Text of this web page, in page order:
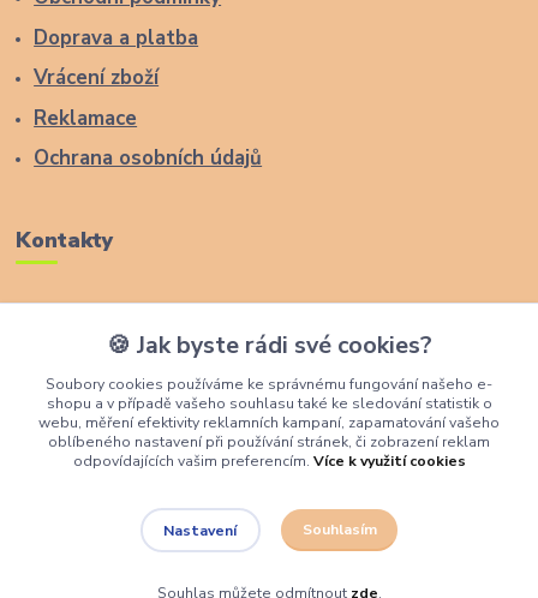
Doprava a platba
Vrácení zboží
Reklamace
Ochrana osobních údajů
Kontakty
+420 774 291 043
info@rostouci-zidle.cz
🍪 Jak byste rádi své cookies?
Soubory cookies používáme ke správnému fungování našeho e-
shopu a v případě vašeho souhlasu také ke sledování statistik o
webu, měření efektivity reklamních kampaní, zapamatování vašeho
oblíbeného nastavení při používání stránek, či zobrazení reklam
odpovídajících vašim preferencím. Více k využití cookies
Nastavení Souhlasím
Souhlas můžete odmítnout zde.